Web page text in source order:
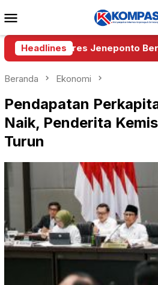
ke
Mobile
Headlines
Wakapolres Jeneponto
Beranda Ekonomi
Pendapatan
Naik, Penderita
Turun